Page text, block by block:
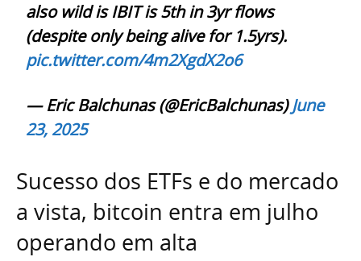
also wild is IBIT is 5th in 3yr flows
(despite only being alive for 1.5yrs).
pic.twitter.com/4m2XgdX2o6
— Eric Balchunas (@EricBalchunas)June
23, 2025
Sucesso dos ETFs e do mercado
a vista, bitcoin entra em julho
operando em alta